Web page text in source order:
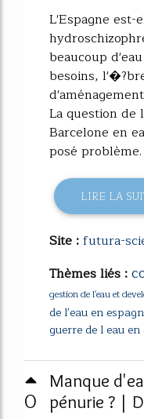
L'Espagne est-
beaucoup
besoins,
La question de
Barcelone en
posé
LIRE LA
Site :futura-
Thèmes liés :
gestion de l'eau et
de l'eau en
guerre de l eau
0
Manque
pénurie ? |